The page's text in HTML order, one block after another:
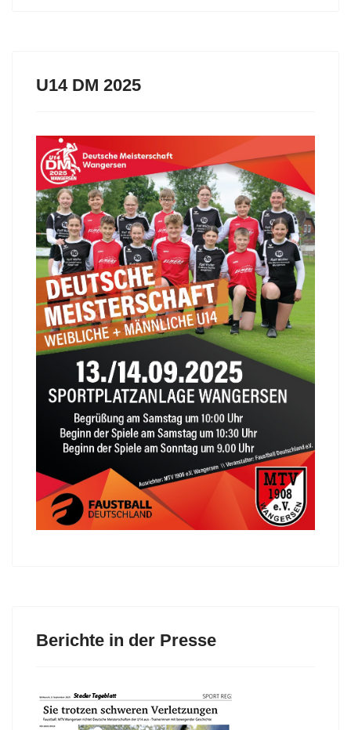
U14 DM 2025
Berichte in der Presse